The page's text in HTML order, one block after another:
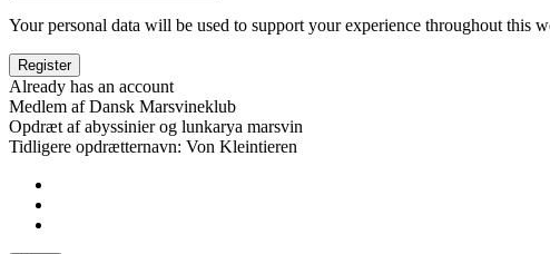
Your personal data will be used to support your experience throughout this
Already has an account
Medlem af Dansk Marsvineklub
Opdræt af abyssinier og lunkarya marsvin
Tidligere opdrætternavn: Von Kleintieren